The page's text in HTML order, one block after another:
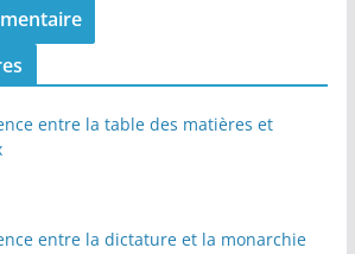
entre la table des matières et
entre la dictature et la monarchie